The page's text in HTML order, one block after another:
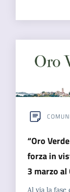
“Oro
forza in
3 marzo al
Al via la fase